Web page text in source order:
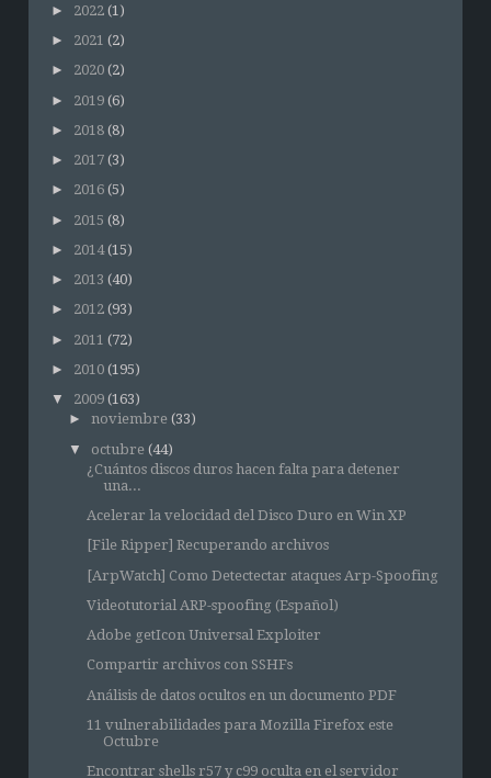
► 2022 (1)
► 2021 (2)
► 2020 (2)
► 2019 (6)
► 2018 (8)
► 2017 (3)
► 2016 (5)
► 2015 (8)
► 2014 (15)
► 2013 (40)
► 2012 (93)
► 2011 (72)
► 2010 (195)
▼
2009 (163)
► noviembre (33)
▼
octubre (44)
¿Cuántos discos duros hacen falta para detener
una...
Acelerar la velocidad del Disco Duro en Win XP
[File Ripper] Recuperando archivos
[ArpWatch] Como Detectectar ataques Arp-Spoofing
Videotutorial ARP-spoofing (Español)
Adobe getIcon Universal Exploiter
Compartir archivos con SSHFs
Análisis de datos ocultos en un documento PDF
11 vulnerabilidades para Mozilla Firefox este
Octubre
Encontrar shells r57 y c99 oculta en el servidor